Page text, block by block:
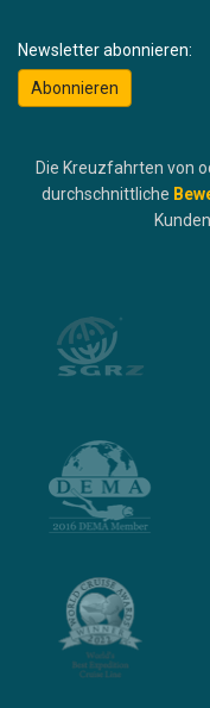
Newsletter abonnieren:
Abonnieren
Die Kreuzfahrten von
durchschnittliche